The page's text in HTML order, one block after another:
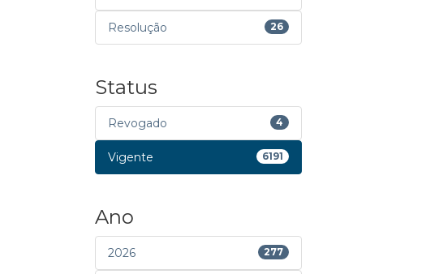
Resolução 26
Status
Revogado 4
Vigente 6191
Ano
2026 277